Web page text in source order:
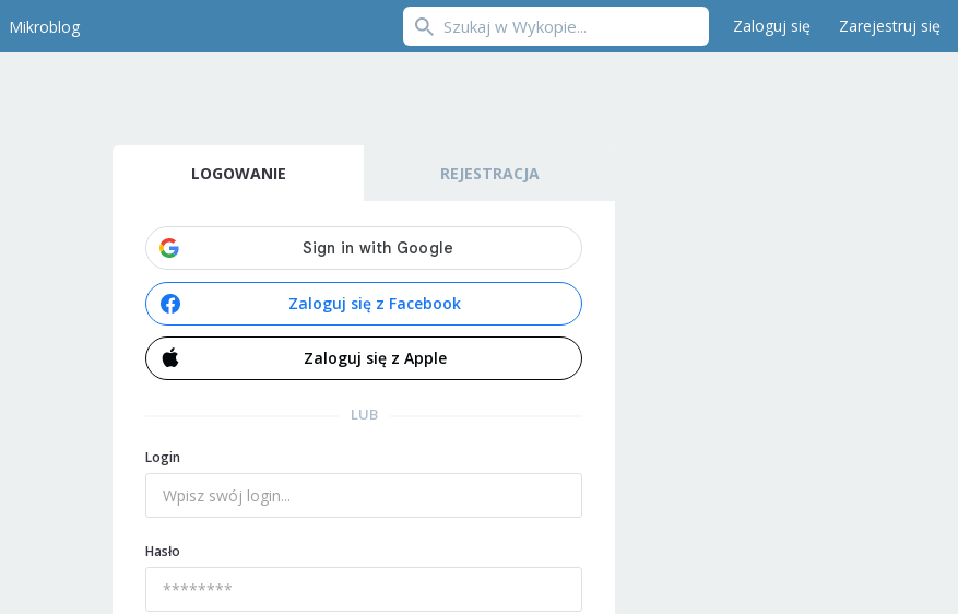
Mikroblog Zaloguj się Zarejestruj się
LOGOWANIE REJESTRACJA
Zaloguj się z Facebook
Zaloguj się z Apple
LUB
Login
Hasło